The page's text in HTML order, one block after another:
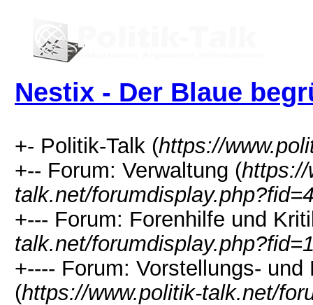
Nestix - Der Blaue
+- Politik-Talk (https://
+-- Forum: Verwaltung (https://
talk.net/
+--- Forum: Forenhilfe und
talk.net/
+---- Forum: Vorstellungs-
(https://www.politik-talk.net/